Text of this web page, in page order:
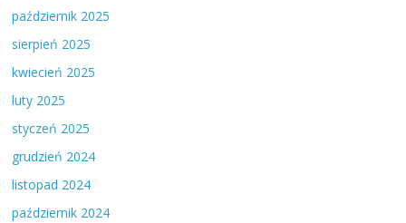
październik 2025
sierpień 2025
kwiecień 2025
luty 2025
styczeń 2025
grudzień 2024
listopad 2024
październik 2024